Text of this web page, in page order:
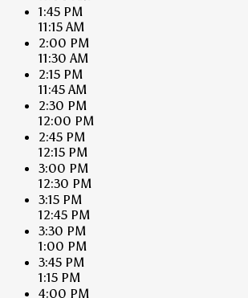
1:45 PM
11:15 AM
2:00 PM
11:30 AM
2:15 PM
11:45 AM
2:30 PM
12:00 PM
2:45 PM
12:15 PM
3:00 PM
12:30 PM
3:15 PM
12:45 PM
3:30 PM
1:00 PM
3:45 PM
1:15 PM
4:00 PM